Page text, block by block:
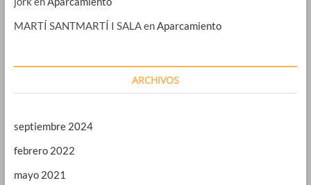
MARTÍ SANTMARTÍ I SALAen Aparcamiento
ARCHIVOS
septiembre 2024
febrero 2022
mayo 2021